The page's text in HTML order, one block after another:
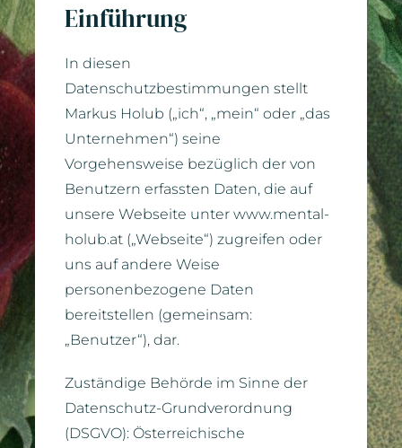
Impressum
Datenschutz
Einführung
In diesen
Datenschutzbestimmungen stellt
Markus Holub („ich“, „mein“ oder „das
Unternehmen“) seine
Vorgehensweise bezüglich der von
Benutzern erfassten Daten, die auf
unsere Webseite unter www.mental-
holub.at („Webseite“) zugreifen oder
uns auf andere Weise
personenbezogene Daten
bereitstellen (gemeinsam:
„Benutzer“), dar.
Zuständige Behörde im Sinne der
Datenschutz-Grundverordnung
(DSGVO): Österreichische